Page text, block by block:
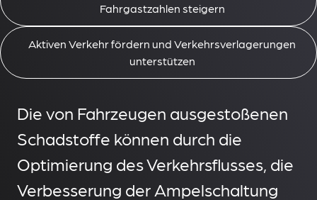
Fahrgastzahlen steigern
Aktiven Verkehr fördern und Verkehrsverlagerungen
unterstützen
Die von Fahrzeugen ausgestoßenen
Schadstoffe können durch die
Optimierung des Verkehrsflusses, die
Verbesserung der Ampelschaltung